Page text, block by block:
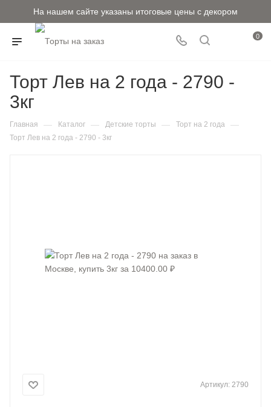
На нашем сайте указаны итоговые цены с декором
0
Торт Лев на 2 года - 2790 -
3кг
Главная — Каталог — Детские торты — Торт на 2 года —
Торт Лев на 2 года - 2790 - 3кг
Артикул: 2790